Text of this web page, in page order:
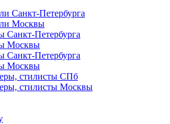
Санкт-Петербурга
Москвы
Санкт-Петербурга
Москвы
Санкт-Петербурга
Москвы
стилисты СПб
стилисты Москвы